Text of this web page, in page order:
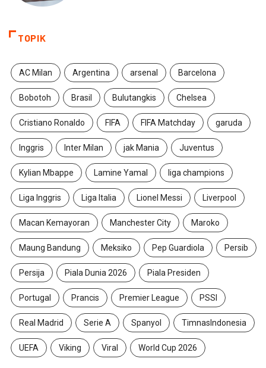
TOPIK
AC Milan Argentina arsenal Barcelona
Bobotoh Brasil Bulutangkis Chelsea
Cristiano Ronaldo FIFA FIFA Matchday garuda
Inggris Inter Milan jak Mania Juventus
Kylian Mbappe Lamine Yamal liga champions
Liga Inggris Liga Italia Lionel Messi Liverpool
Macan Kemayoran Manchester City Maroko
Maung Bandung Meksiko Pep Guardiola Persib
Persija Piala Dunia 2026 Piala Presiden
Portugal Prancis Premier League PSSI
Real Madrid Serie A Spanyol TimnasIndonesia
UEFA Viking Viral World Cup 2026